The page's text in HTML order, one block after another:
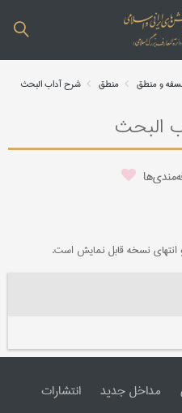
و منطق منطق شرح آداب البحث
البحث
انتهای نسخه قابل نمایش است.
مداخل جدید
انتشارات